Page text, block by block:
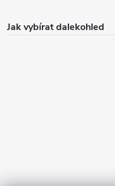
Jak vybírat dalekohled